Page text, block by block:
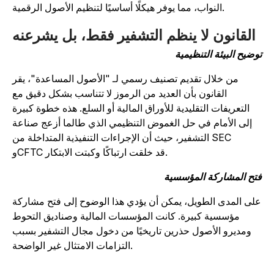
القانون لا ينظم التشفير فقط، بل يشرعنه
البيئة التنظيمية
من خلال تقديم تصنيف رسمي لـ "الأصول المساعدة"، يقر
القانون بأن العديد من الرموز لا تتناسب بشكل دقيق مع
التعريفات التقليدية للأوراق المالية أو السلع. هذه خطوة كبيرة
إلى الأمام في حل الغموض التنظيمي الذي طالما أزعج صناعة
التشفير، حيث أن الإجراءات التنفيذية المتداخلة من SEC
المشاركة المؤسسية
المدى الطويل، يمكن أن يؤدي هذا الوضوح إلى فتح مشاركة
مؤسسية كبيرة. كانت المؤسسات المالية وصناديق التحوط
ومديرو الأصول حذرين تاريخيًا من دخول مجال التشفير بسبب